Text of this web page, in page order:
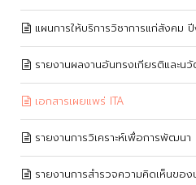
แผนการให้บริการวิชาการแก่สังคม
รายงานผลงานอันทรงเกียรติและน
เอกสารเผยแพร่ ITA
รายงานการวิเคราะห์เพื่อการพัฒนา
รายงานการสำรวจความคิดเห็น